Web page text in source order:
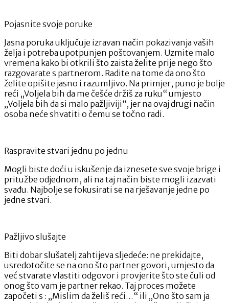
Pojasnite svoje poruke
Jasna poruka uključuje izravan način pokazivanja vaših
želja i potreba upotpunjen poštovanjem. Uzmite malo
vremena kako bi otkrili što zaista želite prije nego što
razgovarate s partnerom. Radite na tome da ono što
želite opišite jasno i razumljivo. Na primjer, puno je bolje
reći „Voljela bih da me češće držiš za ruku“ umjesto
„Voljela bih da si malo pažljiviji“, jer na ovaj drugi način
osoba neće shvatiti o čemu se točno radi.
Raspravite stvari jednu po jednu
Mogli biste doći u iskušenje da iznesete sve svoje brige i
pritužbe odjednom, ali na taj način biste mogli izazvati
svađu. Najbolje se fokusirati se na rješavanje jedne po
jedne stvari.
Pažljivo slušajte
Biti dobar slušatelj zahtijeva sljedeće: ne prekidajte,
usredotočite se na ono što partner govori, umjesto da
već stvarate vlastiti odgovor i provjerite što ste čuli od
onog što vam je partner rekao. Taj proces možete
započeti s : „Mislim da želiš reći…“ ili „Ono što sam ja